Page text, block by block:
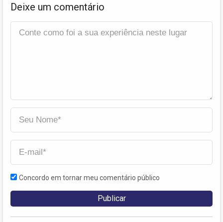
Deixe um comentário
Concordo em tornar meu comentário público